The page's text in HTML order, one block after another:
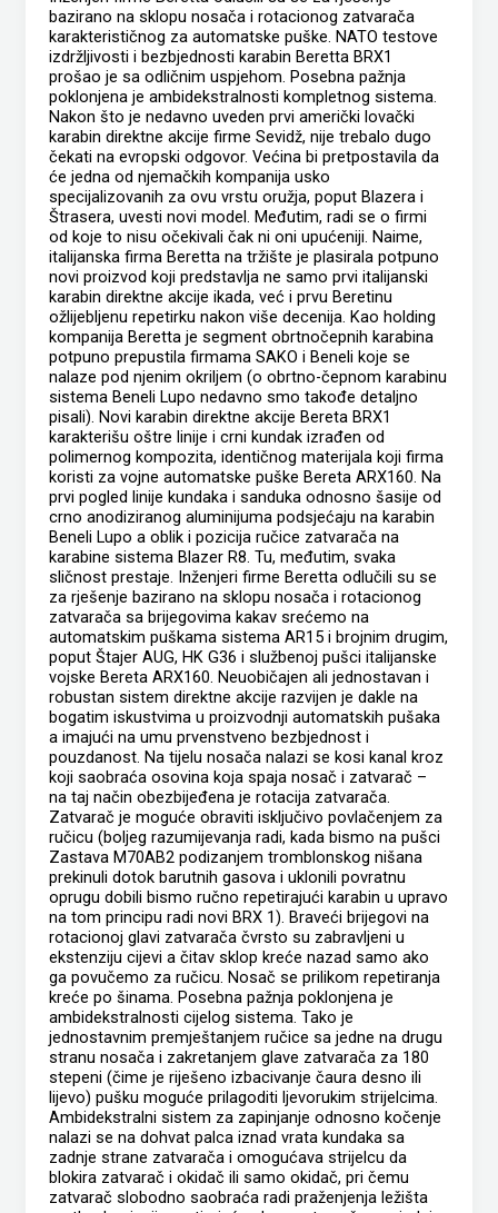
bazirano na sklopu nosača i rotacionog zatvarača
karakterističnog za automatske puške. NATO testove
izdržljivosti i bezbjednosti karabin Beretta BRX1
prošao je sa odličnim uspjehom. Posebna pažnja
poklonjena je ambidekstralnosti kompletnog sistema.
Nakon što je nedavno uveden prvi američki lovački
karabin direktne akcije firme Sevidž, nije trebalo dugo
čekati na evropski odgovor. Većina bi pretpostavila da
će jedna od njemačkih kompanija usko
specijalizovanih za ovu vrstu oružja, poput Blazera i
Štrasera, uvesti novi model. Međutim, radi se o firmi
od koje to nisu očekivali čak ni oni upućeniji. Naime,
italijanska firma Beretta na tržište je plasirala potpuno
novi proizvod koji predstavlja ne samo prvi italijanski
karabin direktne akcije ikada, već i prvu Beretinu
ožlijebljenu repetirku nakon više decenija. Kao holding
kompanija Beretta je segment obrtnočepnih karabina
potpuno prepustila firmama SAKO i Beneli koje se
nalaze pod njenim okriljem (o obrtno-čepnom karabinu
sistema Beneli Lupo nedavno smo takođe detaljno
pisali). Novi karabin direktne akcije Bereta BRX1
karakterišu oštre linije i crni kundak izrađen od
polimernog kompozita, identičnog materijala koji firma
koristi za vojne automatske puške Bereta ARX160. Na
prvi pogled linije kundaka i sanduka odnosno šasije od
crno anodiziranog aluminijuma podsjećaju na karabin
Beneli Lupo a oblik i pozicija ručice zatvarača na
karabine sistema Blazer R8. Tu, međutim, svaka
sličnost prestaje. Inženjeri firme Beretta odlučili su se
za rješenje bazirano na sklopu nosača i rotacionog
zatvarača sa brijegovima kakav srećemo na
automatskim puškama sistema AR15 i brojnim drugim,
poput Štajer AUG, HK G36 i službenoj pušci italijanske
vojske Bereta ARX160. Neuobičajen ali jednostavan i
robustan sistem direktne akcije razvijen je dakle na
bogatim iskustvima u proizvodnji automatskih pušaka
a imajući na umu prvenstveno bezbjednost i
pouzdanost. Na tijelu nosača nalazi se kosi kanal kroz
koji saobraća osovina koja spaja nosač i zatvarač –
na taj način obezbijeđena je rotacija zatvarača.
Zatvarač je moguće obraviti isključivo povlačenjem za
ručicu (boljeg razumijevanja radi, kada bismo na pušci
Zastava M70AB2 podizanjem tromblonskog nišana
prekinuli dotok barutnih gasova i uklonili povratnu
oprugu dobili bismo ručno repetirajući karabin u upravo
na tom principu radi novi BRX 1). Braveći brijegovi na
rotacionoj glavi zatvarača čvrsto su zabravljeni u
ekstenziju cijevi a čitav sklop kreće nazad samo ako
ga povučemo za ručicu. Nosač se prilikom repetiranja
kreće po šinama. Posebna pažnja poklonjena je
ambidekstralnosti cijelog sistema. Tako je
jednostavnim premještanjem ručice sa jedne na drugu
stranu nosača i zakretanjem glave zatvarača za 180
stepeni (čime je riješeno izbacivanje čaura desno ili
lijevo) pušku moguće prilagoditi ljevorukim strijelcima.
Ambidekstralni sistem za zapinjanje odnosno kočenje
nalazi se na dohvat palca iznad vrata kundaka sa
zadnje strane zatvarača i omogućava strijelcu da
blokira zatvarač i okidač ili samo okidač, pri čemu
zatvarač slobodno saobraća radi praženjenja ležišta